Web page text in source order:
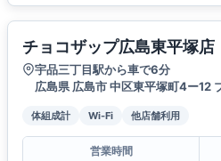
チョコザップ広島東平塚店
宇品三丁目駅から車で6分
広島県 広島市 中区東平塚町4ー12
体組成計 Wi-Fi 他店舗利用
営業時間